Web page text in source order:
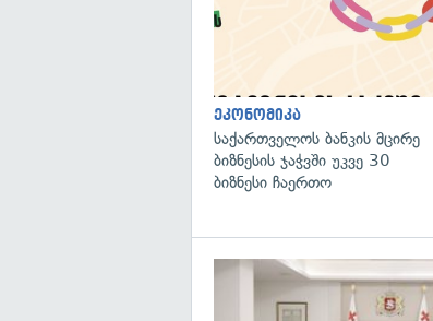
ეკონომიკა
საქართველოს ბანკის მცირე
ბიზნესის ჯაჭვში უკვე 30
ბიზნესი ჩაერთო